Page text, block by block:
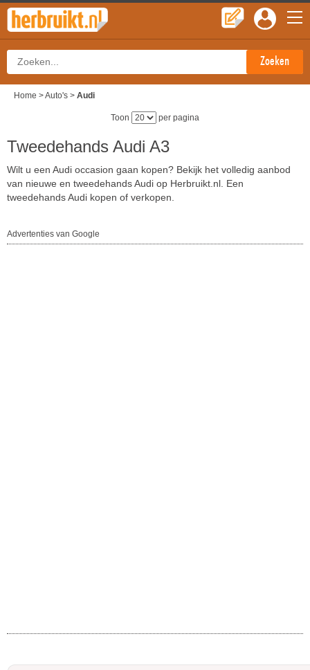
Home >Auto's > Audi
Toon per pagina
Tweedehands Audi A3
Wilt u een Audi occasion gaan kopen? Bekijk het volledig aanbod
van nieuwe en tweedehands Audi op Herbruikt.nl. Een
tweedehands Audi kopen of verkopen.
Advertenties van Google